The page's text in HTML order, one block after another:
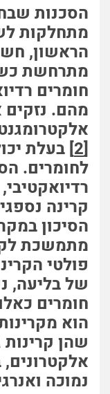
הסכנות
מתחלקות
הראשון,
מתרחשת
חומרים
מהם. נזקים
[2]
בעלת
לחומרים.
קרינה
הסיכון
מתמשכת
פולטי
של בליעה,
חומרים
הוא
שהן קרינות
נמוכה